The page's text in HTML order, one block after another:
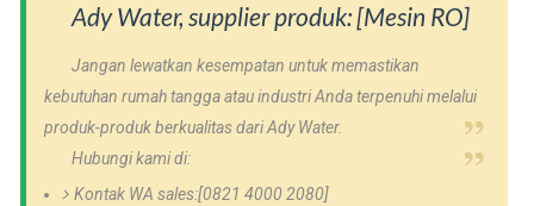
Ady Water, supplier produk: [Mesin RO]
Jangan lewatkan kesempatan untuk memastikan
kebutuhan rumah tangga atau industri Anda terpenuhi melalui
produk-produk berkualitas dari Ady Water.
Hubungi kami di:
Kontak WA sales:[0821 4000 2080]